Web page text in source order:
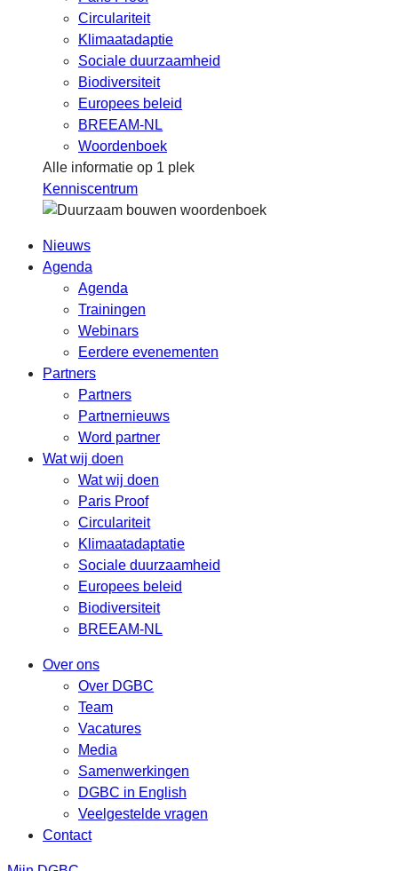
Circulariteit
Klimaatadaptie
Sociale duurzaamheid
Biodiversiteit
Europees beleid
BREEAM-NL
Woordenboek
Alle informatie op 1 plek
Kenniscentrum
Nieuws
Agenda
Agenda
Trainingen
Webinars
Eerdere evenementen
Partners
Partners
Partnernieuws
Word partner
Wat wij doen
Wat wij doen
Paris Proof
Circulariteit
Klimaatadaptatie
Sociale duurzaamheid
Europees beleid
Biodiversiteit
BREEAM-NL
Over ons
Over DGBC
Team
Vacatures
Media
Samenwerkingen
DGBC in English
Veelgestelde vragen
Contact